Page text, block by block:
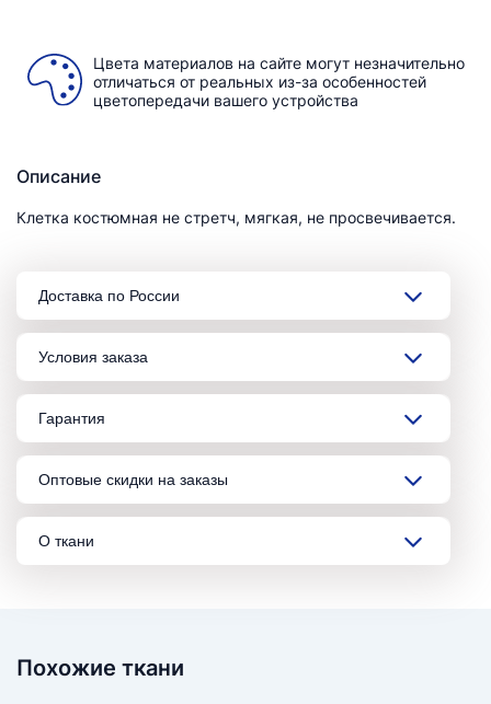
Цвета материалов на сайте могут незначительно
отличаться от реальных из-за особенностей
цветопередачи вашего устройства
Описание
Клетка костюмная не стретч, мягкая, не просвечивается.
Доставка по России
Условия заказа
Гарантия
Оптовые скидки на заказы
О ткани
Похожие ткани